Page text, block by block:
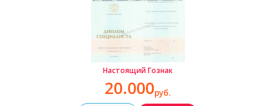
Настоящий Гознак
20.000руб.